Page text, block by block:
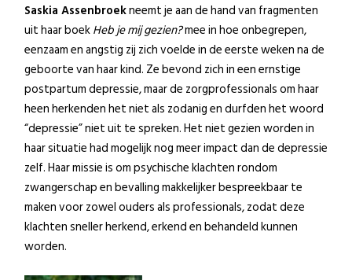
Saskia Assenbroekneemt je aan de hand van fragmenten
uit haar boekHeb je mij gezien?mee in hoe onbegrepen,
eenzaam en angstig zij zich voelde in de eerste weken na de
geboorte van haar kind. Ze bevond zich in een ernstige
postpartum depressie, maar de zorgprofessionals om haar
heen herkenden het niet als zodanig en durfden het woord
“depressie” niet uit te spreken. Het niet gezien worden in
haar situatie had mogelijk nog meer impact dan de depressie
zelf. Haar missie is om psychische klachten rondom
zwangerschap en bevalling makkelijker bespreekbaar te
maken voor zowel ouders als professionals, zodat deze
klachten sneller herkend, erkend en behandeld kunnen
worden.